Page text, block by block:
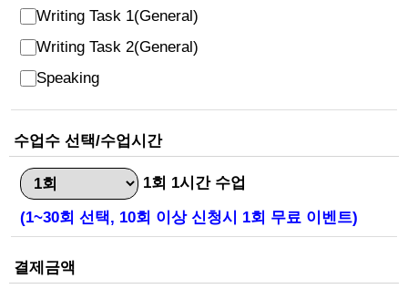
Writing Task 1(General)
Writing Task 2(General)
Speaking
수업수 선택/수업시간
1회 1시간 수업
(1~30회 선택, 10회 이상 신청시 1회 무료 이벤트)
결제금액